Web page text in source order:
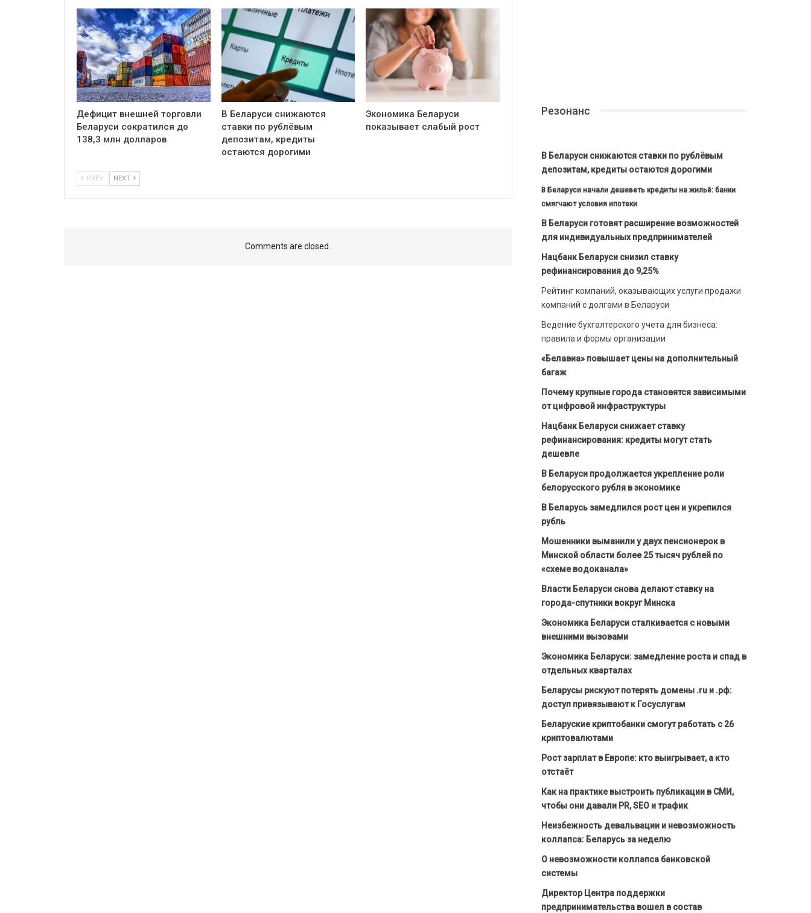
Дефицит внешней торговли
Беларуси сократился до
138,3 млн долларов
В Беларуси снижаются
ставки по рублёвым
депозитам, кредиты
остаются дорогими
Экономика Беларуси
показывает слабый рост
PREV NEXT
Comments are closed.
Резонанс
В Беларуси снижаются ставки по рублёвым
депозитам, кредиты остаются дорогими
В Беларуси начали дешеветь кредиты на жильё: банки
смягчают условия ипотеки
В Беларуси готовят расширение возможностей
для индивидуальных предпринимателей
Нацбанк Беларуси снизил ставку
рефинансирования до 9,25%
Рейтинг компаний, оказывающих услуги продажи
компаний с долгами в Беларуси
Ведение бухгалтерского учета для бизнеса:
правила и формы организации
«Белавиа» повышает цены на дополнительный
багаж
Почему крупные города становятся зависимыми
от цифровой инфраструктуры
Нацбанк Беларуси снижает ставку
рефинансирования: кредиты могут стать
дешевле
В Беларуси продолжается укрепление роли
белорусского рубля в экономике
В Беларусь замедлился рост цен и укрепился
рубль
Мошенники выманили у двух пенсионерок в
Минской области более 25 тысяч рублей по
«схеме водоканала»
Власти Беларуси снова делают ставку на
города-спутники вокруг Минска
Экономика Беларуси сталкивается с новыми
внешними вызовами
Экономика Беларуси: замедление роста и спад в
отдельных кварталах
Беларусы рискуют потерять домены .ru и .рф:
доступ привязывают к Госуслугам
Беларуские криптобанки смогут работать с 26
криптовалютами
Рост зарплат в Европе: кто выигрывает, а кто
отстаёт
Как на практике выстроить публикации в СМИ,
чтобы они давали PR, SEO и трафик
Неизбежность девальвации и невозможность
коллапса: Беларусь за неделю
О невозможности коллапса банковской
системы
Директор Центра поддержки
предпринимательства вошел в состав